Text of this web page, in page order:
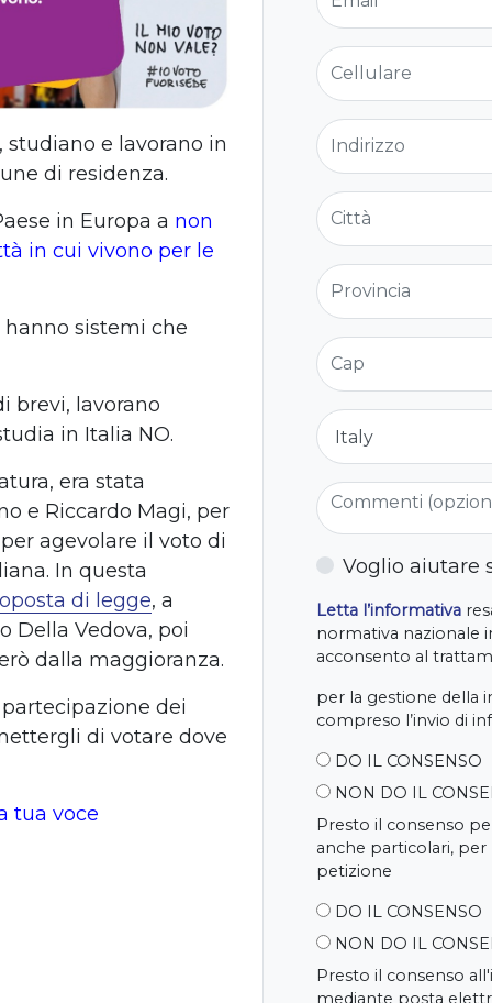
e lavorano in
di residenza.
in Europa a non
in cui vivono per le
sistemi che
brevi, lavorano
in Italia NO.
era stata
e Riccardo Magi, per
agevolare il voto di
In questa
di legge, a
Della Vedova, poi
dalla maggioranza.
dei
di votare dove
tua voce
Cellulare
Indirizzo
Città
Provincia
Cap
Nazione
Commenti
Voglio aiutare
Letta l’informativa
normativa nazionale
acconsento al
per la gestione della
compreso l’invio di
DO IL CONSENSO
NON DO IL
Presto il consenso
anche particolari,
petizione
DO IL CONSENSO
NON DO IL
Presto il consenso
mediante posta